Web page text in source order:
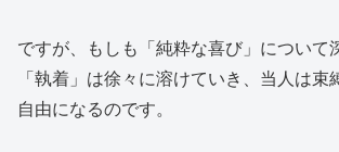
ですが、もしも「純粋な喜び」について
「執着」は徐々に溶けていき、当人は束
自由になるのです。